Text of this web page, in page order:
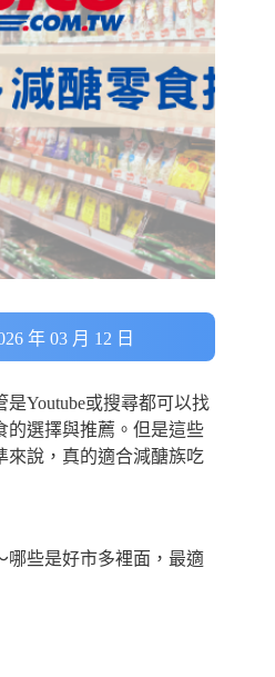
年 03 月 12 日
Youtube或搜尋都可以找
的選擇與推薦。但是這些
來說，真的適合減醣族吃
哪些是好市多裡面，最適